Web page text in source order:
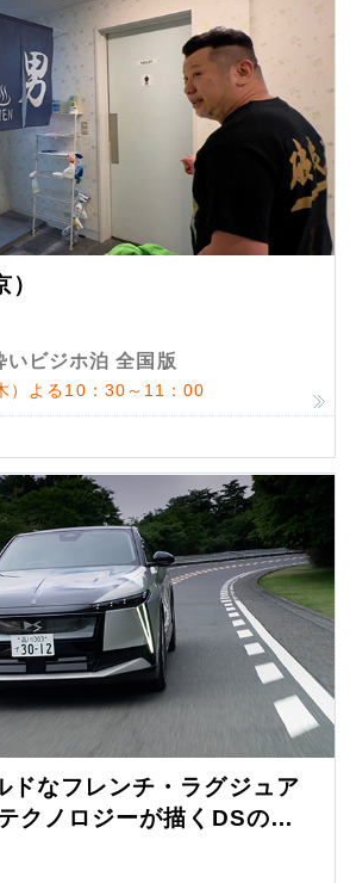
いビジホ泊 全国版
）よる10：30～11：00
ドなフレンチ・ラグジュア
クノロジーが描くDSの世